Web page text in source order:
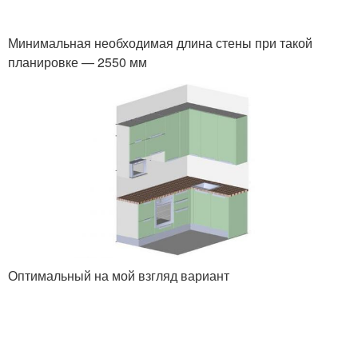
Минимальная необходимая длина стены при такой
планировке — 2550 мм
Оптимальный на мой взгляд вариант